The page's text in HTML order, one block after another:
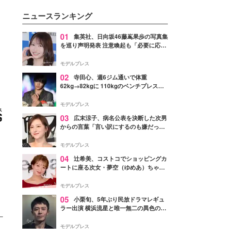
性を秘めた、革新的な「Water
Capturing Skin（ウォーターキャ
プチャリングスキン：捕水肌）」
技術を、花王が構築した。
ニュースランキング
01
集英社、日向坂46藤嶌果歩の写真集
を巡り声明発表 注意喚起も「必要に応じ
モデルプレス
02 寺田心、週6ジム通いで体重
62kg→82kgに 110kgのベンチプレス持
「かっこいい」と反響
モデルプレス
03
広末涼子、病名公表を決断した次男
からの言葉「言い訳にするのも嫌だっ
モデルプレス
04 辻希美、コストコでショッピングカ
ートに座る次女・夢空（ゆめあ）ちゃん
ぎ」「成長を感じる」の声
モデルプレス
05 小栗旬、5年ぶり民放ドラマレギュ
ラー出演 横浜流星と唯一無二の異色のバ
モデルプレス